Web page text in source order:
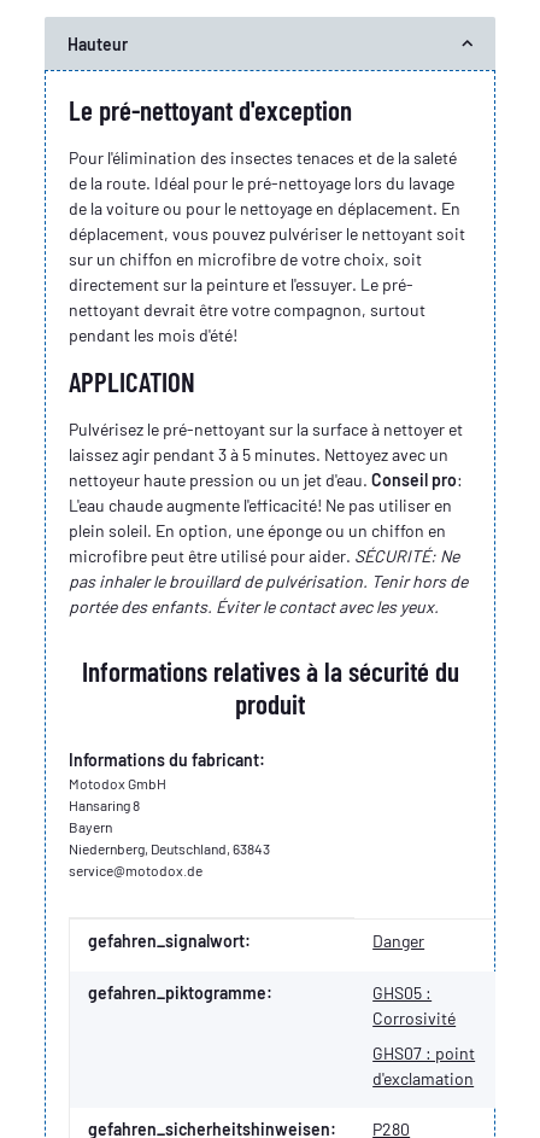
Hauteur
Le pré-nettoyant d'exception
Pour l'élimination des insectes tenaces et de la saleté
de la route. Idéal pour le pré-nettoyage lors du lavage
de la voiture ou pour le nettoyage en déplacement. En
déplacement, vous pouvez pulvériser le nettoyant soit
sur un chiffon en microfibre de votre choix, soit
directement sur la peinture et l'essuyer. Le pré-
nettoyant devrait être votre compagnon, surtout
pendant les mois d'été!
APPLICATION
Pulvérisez le pré-nettoyant sur la surface à nettoyer et
laissez agir pendant 3 à 5 minutes. Nettoyez avec un
nettoyeur haute pression ou un jet d'eau.Conseil pro:
L'eau chaude augmente l'efficacité! Ne pas utiliser en
plein soleil. En option, une éponge ou un chiffon en
microfibre peut être utilisé pour aider. SÉCURITÉ: Ne
pas inhaler le brouillard de pulvérisation. Tenir hors de
portée des enfants. Éviter le contact avec les yeux.
Informations relatives à la sécurité du
produit
Informations du fabricant:
Motodox GmbH
Hansaring 8
Bayern
Niedernberg, Deutschland, 63843
service@motodox.de
Valeur
Fabricant
gefahren_signalwort: Danger
gefahren_piktogramme:
GHS05 :
Corrosivité
GHS07 : point
d'exclamation
gefahren_sicherheitshinweisen: P280